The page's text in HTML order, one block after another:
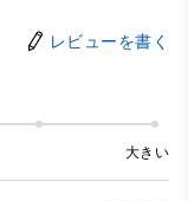
レビューを書く
大きい